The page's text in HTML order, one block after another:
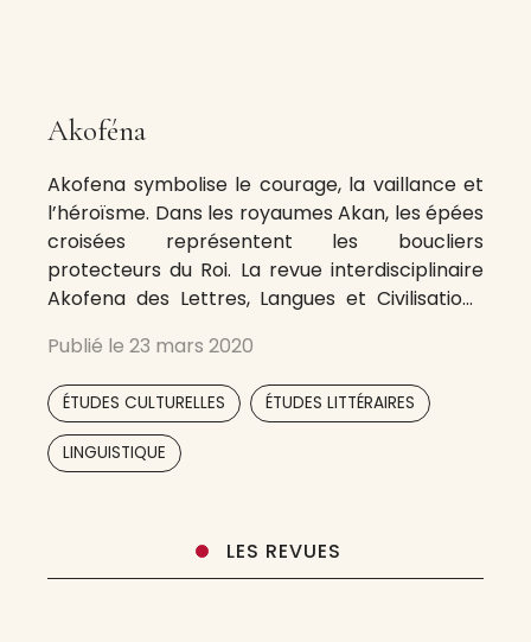
Akoféna
Akofena symbolise le courage, la vaillance et
l’héroïsme. Dans les royaumes Akan, les épées
croisées représentent les boucliers
protecteurs du Roi. La revue interdisciplinaire
Akofena des Lettres, Langues et Civilisations
scientifique. Ils auront été évalués en double
aveugle par des membres du comité
scientifique. Les langues de publication sont
Publié le 23 mars 2020
ÉTUDES CULTURELLES ÉTUDES LITTÉRAIRES
LINGUISTIQUE
LES REVUES